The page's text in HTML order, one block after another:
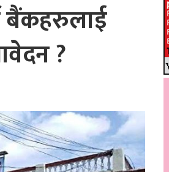
बैंकहरुलाई
?